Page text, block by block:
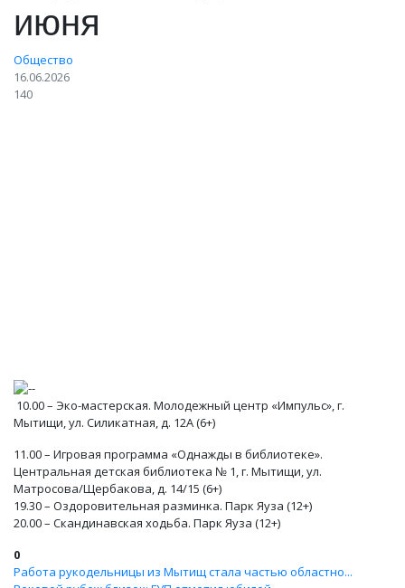
июня
Общество
16.06.2026
140
10.00 – Эко-мастерская. Молодежный центр «Импульс», г.
Мытищи, ул. Силикатная, д. 12А (6+)
11.00 – Игровая программа «Однажды в библиотеке».
Центральная детская библиотека № 1, г. Мытищи, ул.
Матросова/Щербакова, д. 14/15 (6+)
19.30 – Оздоровительная разминка. Парк Яуза (12+)
20.00 – Скандинавская ходьба. Парк Яуза (12+)
0
Работа рукодельницы из Мытищ стала частью областно...